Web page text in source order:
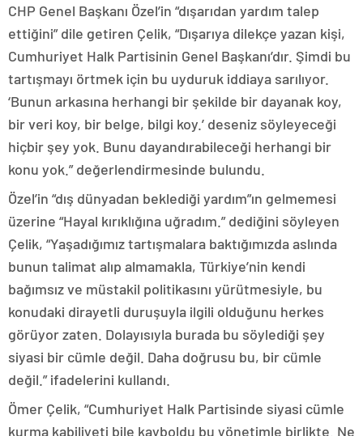
CHP Genel Başkanı Özel’in “dışarıdan yardım talep
ettiğini” dile getiren Çelik, “Dışarıya dilekçe yazan kişi,
Cumhuriyet Halk Partisinin Genel Başkanı’dır. Şimdi bu
tartışmayı örtmek için bu uyduruk iddiaya sarılıyor.
‘Bunun arkasına herhangi bir şekilde bir dayanak koy,
bir veri koy, bir belge, bilgi koy.’ deseniz söyleyeceği
hiçbir şey yok. Bunu dayandırabileceği herhangi bir
konu yok.” değerlendirmesinde bulundu.
Özel’in “dış dünyadan beklediği yardım”ın gelmemesi
üzerine “Hayal kırıklığına uğradım.” dediğini söyleyen
Çelik, “Yaşadığımız tartışmalara baktığımızda aslında
bunun talimat alıp almamakla, Türkiye’nin kendi
bağımsız ve müstakil politikasını yürütmesiyle, bu
konudaki dirayetli duruşuyla ilgili olduğunu herkes
görüyor zaten. Dolayısıyla burada bu söylediği şey
siyasi bir cümle değil. Daha doğrusu bu, bir cümle
değil.” ifadelerini kullandı.
Ömer Çelik, “Cumhuriyet Halk Partisinde siyasi cümle
kurma kabiliyeti bile kayboldu bu yönetimle birlikte. Ne